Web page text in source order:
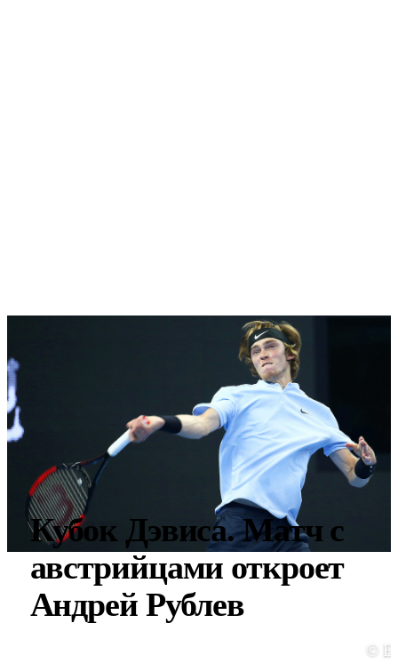
Кубок Дэвиса. Матч с
австрийцами откроет
Андрей Рублев
©